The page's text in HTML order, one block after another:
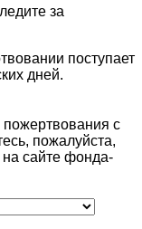
за
поступает
дней.
пожертвования с
пожалуйста,
сайте фонда-